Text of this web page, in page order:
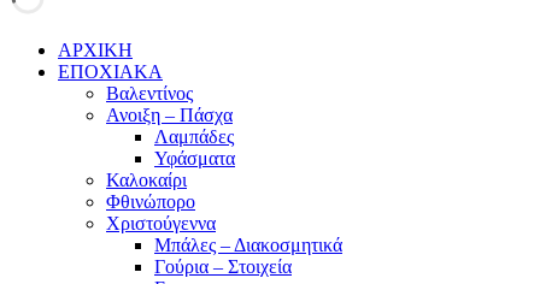
ΑΡΧΙΚΗ
ΕΠΟΧΙΑΚΑ
Βαλεντίνος
Ανοιξη – Πάσχα
Λαμπάδες
Υφάσματα
Καλοκαίρι
Φθινώπορο
Χριστούγεννα
Μπάλες – Διακοσμητικά
Γούρια – Στοιχεία